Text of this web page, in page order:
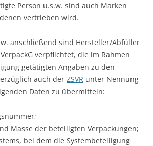
Person u.s.w. sind auch Marken
vertrieben wird.
anschließend sind Hersteller/Abfüller
verpflichtet, die im Rahmen
getätigten Angaben zu den
auch der ZSVR unter Nennung
Daten zu übermitteln:
Masse der beteiligten Verpackungen;
bei dem die Systembeteiligung